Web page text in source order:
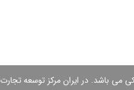
می باشد. در ایران مركز توسعه تجارت